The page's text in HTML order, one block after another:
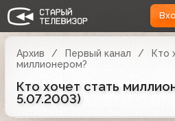
Архив Первый канал
Кто
миллионером?
Кто хочет стать
5.07.2003)